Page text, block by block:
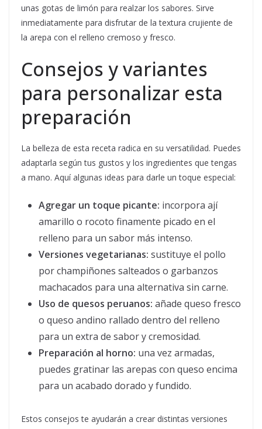
unas gotas de limón para realzar los sabores. Sirve
inmediatamente para disfrutar de la textura crujiente de
la arepa con el relleno cremoso y fresco.
Consejos y variantes
para personalizar esta
preparación
La belleza de esta receta radica en su versatilidad. Puedes
adaptarla según tus gustos y los ingredientes que tengas
a mano. Aquí algunas ideas para darle un toque especial:
Agregar un toque picante: incorpora ají
amarillo o rocoto finamente picado en el
relleno para un sabor más intenso.
Versiones vegetarianas: sustituye el pollo
por champiñones salteados o garbanzos
machacados para una alternativa sin carne.
Uso de quesos peruanos: añade queso fresco
o queso andino rallado dentro del relleno
para un extra de sabor y cremosidad.
Preparación al horno: una vez armadas,
puedes gratinar las arepas con queso encima
para un acabado dorado y fundido.
Estos consejos te ayudarán a crear distintas versiones